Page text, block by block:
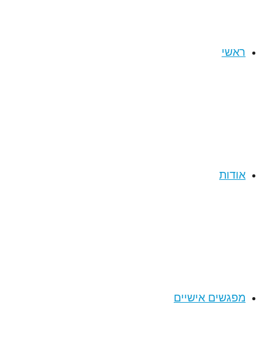
ראשי
אודות
מפגשים אישיים